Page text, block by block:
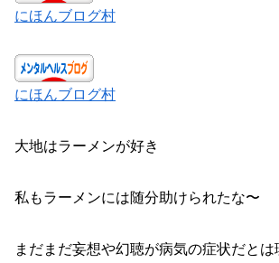
にほんブログ村
にほんブログ村
大地はラーメンが好き
私もラーメンには随分助けられたな〜
まだまだ妄想や幻聴が病気の症状だと